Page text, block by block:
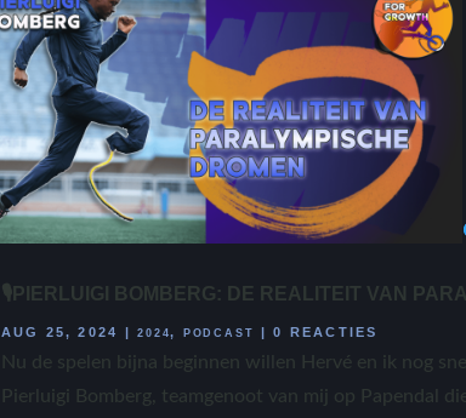
🎙️PIERLUIGI BOMBERG: DE REALITEIT VAN
AUG 25, 2024 |2024, PODCAST |0 REACTIES
Nu de spelen bijna beginnen willen Hervé en ik nog
Pierluigi Bomberg, teamgenoot van mij op Papendal